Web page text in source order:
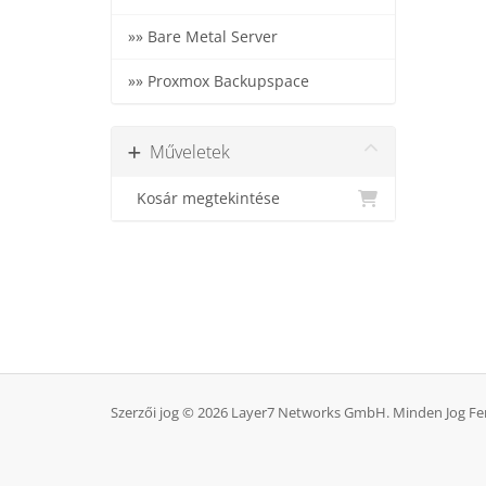
»» Bare Metal Server
»» Proxmox Backupspace
Műveletek
Kosár megtekintése
Szerzői jog © 2026 Layer7 Networks GmbH. Minden Jog